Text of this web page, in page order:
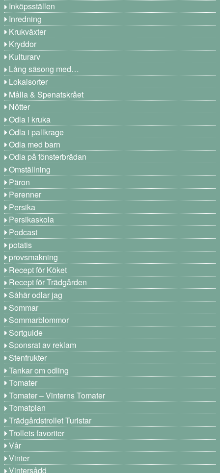
Inköpsställen
Inredning
Krukväxter
Kryddor
Kulturarv
Lång säsong med…
Lokalsorter
Målla & Spenatskrået
Nötter
Odla i kruka
Odla i pallkrage
Odla med barn
Odla på fönsterbrädan
Omställning
Päron
Perenner
Persika
Persikaskola
Podcast
potatis
provsmakning
Recept för Köket
Recept för Trädgården
Såhär odlar jag
Sommar
Sommarblommor
Sortguide
Sponsrat av reklam
Stenfrukter
Tankar om odling
Tomater
Tomater – Vinterns Tomater
Tomatplan
Trädgårdstrollet Turistar
Trollets favoriter
Vår
Vinter
Vintersådd